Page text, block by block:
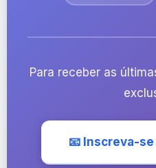
Para receber as
📧 Inscreva-